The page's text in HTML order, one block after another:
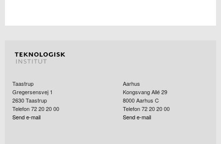
Taastrup
Gregersensvej 1
2630Taastrup
Telefon 72 20 20 00
Send e-mail
Aarhus
Kongsvang Allé 29
8000Aarhus C
Telefon 72 20 20 00
Send e-mail